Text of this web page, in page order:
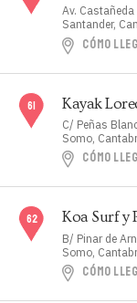
Av. Castañeda
Santander,
CÓMO
Kayak
C/ Peñas
Somo,
CÓMO
Koa Surf y
B/ Pinar de
Somo,
CÓMO